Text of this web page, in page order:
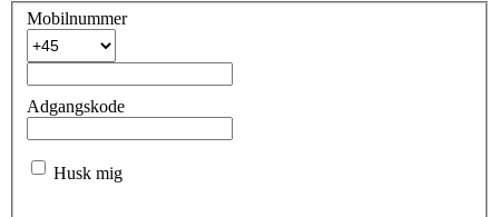
Mobilnummer
Adgangskode
Husk mig